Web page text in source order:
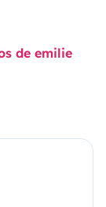
de emilie